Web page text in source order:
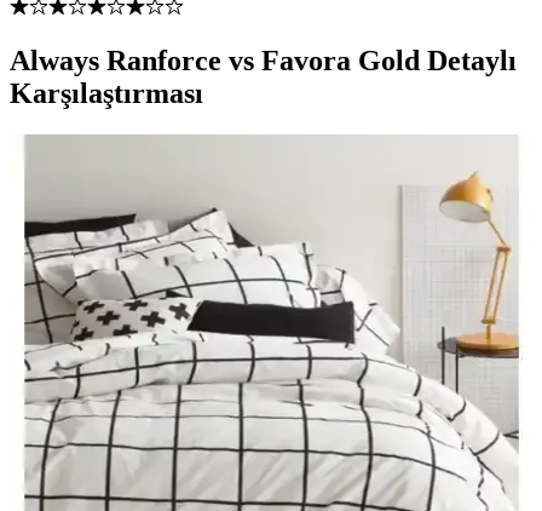
Always Ranforce vs Favora Gold Detaylı
Karşılaştırması